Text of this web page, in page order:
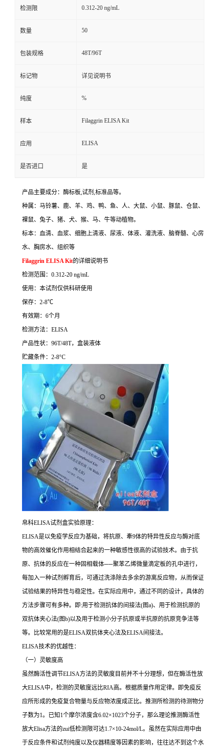
检测限 0.312-20 ng/mL
数量 50
包装规格 48T/96T
标记物 详见说明书
纯度 %
样本 Filaggrin ELISA Kit
应用 ELISA
是否进口 是
产品主要成分：酶标板,试剂 ,标准品等。
种属：马铃薯、鹿、羊、鸡、鸭、鱼、人、大鼠、小鼠、豚鼠、仓鼠、
裸鼠、兔子、猪、犬、猴、马、牛等动植物。
标本：血清、血浆、细胞上清液、尿液、体液、灌洗液、脑脊髓、心房
水、胸房水、组织等
Filaggrin ELISA Kit的详细说明书
检测范围： 0.312-20 ng/mL
使用：本试剂仅供科研使用
保存： 2-8℃
有效期： 6个月
检测方法： ELISA
产品性状： 96T/48T，盒装液体
贮藏条件： 2-8°C
帛科ELISA试剂盒实验原理：
ELISA是以免疫学反应为基础，将抗原、牽9体的特异性反应与酶对底
物的高效催化作用相结合起来的一种敏感性很高的试验技术。由于抗
原、抗体的反应在一种固相载体──聚苯乙烯微量滴定板的孔中进行，
每加入一种试剂孵育后，可通过洗涤除去多余的游离反应物，从而保证
试验结果的特异性与稳定性。在实际应用中，通过不同的设计，具体的
方法步骤可有多种。即:用于检测抗体的间接法(图a)、用于检测抗原的
双抗体夹心法(图b)以及用于检测小分子抗原或半抗原的抗原竞争法等
等。比较常用的是ELISA双抗体夹心法及ELISA间接法。
ELISA技术的优越性：
（一）灵敏度高
虽然酶活性调节ELISA方法的灵敏度目前并不十分理想，但在酶活性放
大ELISA中，检测的灵敏度远比RIA高。根据质量作用定律。即免疫反
应所形成的免疫复合物量与反应物浓度成正比。推测所检测的待测物分
子数为1。已知 1个摩尔浓度含6.02×1023个分子，那么理论推测酶活性
放大Elisa方法的zui低检测限可达1.7×10-24mol/L。虽然在实际应用中由
于反应条件和试剂纯度以及仪器精度等因素的影响，往往达不到这个水